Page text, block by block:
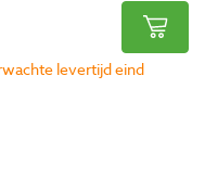
levertijd eind